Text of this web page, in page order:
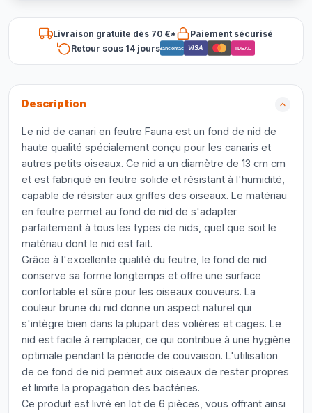
Livraison gratuite dès 70 €*
Paiement sécurisé
Retour sous 14 joursBancontact VISA iDEAL
Description
Le nid de canari en feutre Fauna est un fond de nid de
haute qualité spécialement conçu pour les canaris et
autres petits oiseaux. Ce nid a un diamètre de 13 cm cm
et est fabriqué en feutre solide et résistant à l'humidité,
capable de résister aux griffes des oiseaux. Le matériau
en feutre permet au fond de nid de s'adapter
parfaitement à tous les types de nids, quel que soit le
matériau dont le nid est fait.
Grâce à l'excellente qualité du feutre, le fond de nid
conserve sa forme longtemps et offre une surface
confortable et sûre pour les oiseaux couveurs. La
couleur brune du nid donne un aspect naturel qui
s'intègre bien dans la plupart des volières et cages. Le
nid est facile à remplacer, ce qui contribue à une hygiène
optimale pendant la période de couvaison. L'utilisation
de ce fond de nid permet aux oiseaux de rester propres
et limite la propagation des bactéries.
Ce produit est livré en lot de 6 pièces, vous offrant ainsi